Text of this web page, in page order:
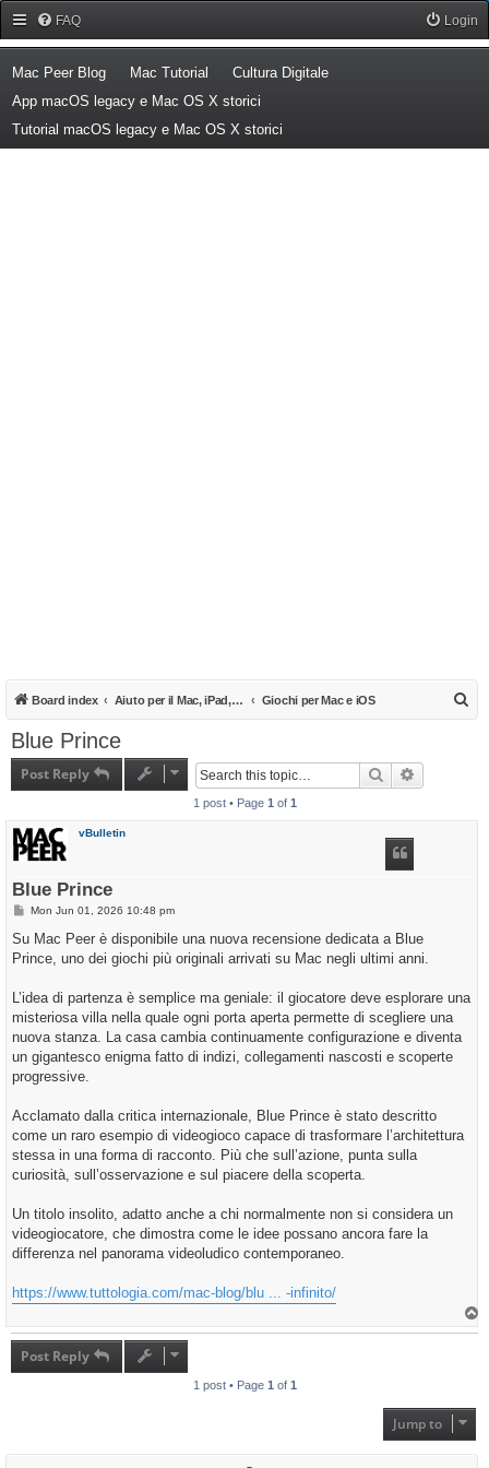
FAQ Login
Mac Peer Blog(Opens a new tab)
Mac Tutorial (Opens a new tab)
Cultura Digitale(Opens a new tab)
App macOS legacy e Mac OS X storici
Tutorial macOS legacy e Mac OS X storici
Board index Aiuto per il Mac, iPad, iPhone e iPod Giochi per Mac e iOS
Blue Prince
Post Reply Search
1 post • Page 1 of 1
vBulletin
Blue Prince
P
s
Mon Jun 01, 2026 10:48 pm
Su Mac Peer è disponibile una nuova recensione dedicata a Blue
Prince, uno dei giochi più originali arrivati su Mac negli ultimi anni.
L’idea di partenza è semplice ma geniale: il giocatore deve esplorare una
misteriosa villa nella quale ogni porta aperta permette di scegliere una
nuova stanza. La casa cambia continuamente configurazione e diventa
un gigantesco enigma fatto di indizi, collegamenti nascosti e scoperte
progressive.
Acclamato dalla critica internazionale, Blue Prince è stato descritto
come un raro esempio di videogioco capace di trasformare l’architettura
stessa in una forma di racconto. Più che sull’azione, punta sulla
curiosità, sull’osservazione e sul piacere della scoperta.
Un titolo insolito, adatto anche a chi normalmente non si considera un
videogiocatore, che dimostra come le idee possano ancora fare la
differenza nel panorama videoludico contemporaneo.
https://www.tuttologia.com/mac-blog/blu ... -infinito/
Post Reply
1 post • Page 1 of 1
Jump to